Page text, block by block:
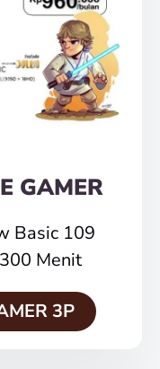
GAMER
Basic 109
Menit
3P